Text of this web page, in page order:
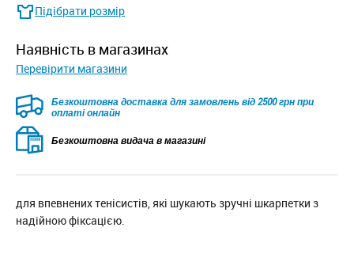
Підібрати розмір
наявність в магазинах
Перевірити магазини
Безкоштовна доставка для замовлень від 2500 грн при
оплаті онлайн
Безкоштовна видача в магазині
для впевнених тенісистів, які шукають зручні шкарпетки з
надійною фіксацією.